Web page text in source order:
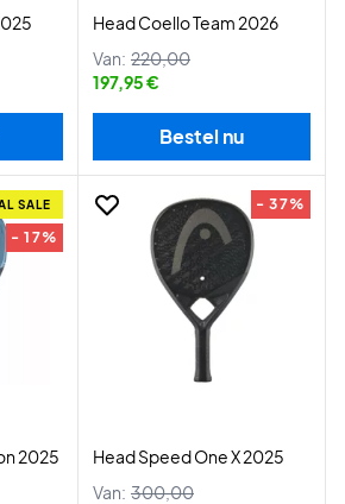
Head Coello Team 2026
Van: 220,00
197,95 €
Bestel nu
SALE
- 17%
2025
- 37%
Head Speed One X 2025
Van: 300,00